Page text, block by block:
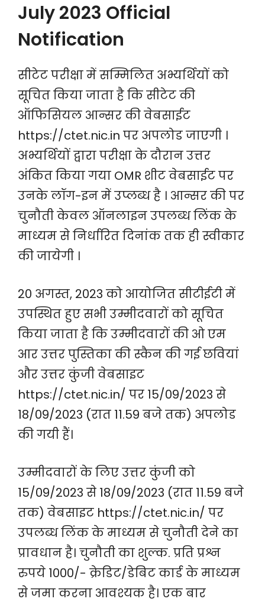
July 2023 Official
Notification
सीटेट परीक्षा में सम्मिलित अभ्यर्थियों को
सूचित किया जाता है कि सीटेट की
ऑफिसियल आन्सर की वेबसाईट
https://ctet.nic.in पर अपलोड जाएगी ।
अभ्यर्थियों द्वारा परीक्षा के दौरान उत्तर
अंकित किया गया OMR शीट वेबसाईट पर
उनके लॉग-इन में उप्लब्ध है । आन्सर की पर
चुनौती केवल ऑनलाइन उपलब्ध लिंक के
माध्यम से निर्धारित दिनांक तक ही स्वीकार
की जायेगी ।
20 अगस्त, 2023 को आयोजित सीटीईटी में
उपस्थित हुए सभी उम्मीदवारों को सूचित
किया जाता है कि उम्मीदवारों की ओ एम
आर उत्तर पुस्तिका की स्कैन की गई छवियां
और उत्तर कुंजी वेबसाइट
https://ctet.nic.in/ पर 15/09/2023 से
18/09/2023 (रात 11.59 बजे तक) अपलोड
की गयी हैं।
उम्मीदवारों के लिए उत्तर कुंजी को
15/09/2023 से 18/09/2023 (रात 11.59 बजे
तक) वेबसाइट https://ctet.nic.in/ पर
उपलब्ध लिंक के माध्यम से चुनौती देने का
प्रावधान है। चुनौती का शुल्क. प्रति प्रश्न
रुपये 1000/- क्रेडिट/डेबिट कार्ड के माध्यम
से जमा करना आवश्यक है। एक बार